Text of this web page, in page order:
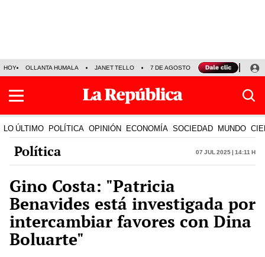
HOY OLLANTA HUMALA JANET TELLO 7 DE AGOSTO TINKA RESULTADOS
LO ÚLTIMO POLÍTICA OPINIÓN ECONOMÍA SOCIEDAD MUNDO
Política 07 Jul 2025 | 14:11 h
Gino Costa: "Patricia
Benavides está investigada por
intercambiar favores con Dina
Boluarte"